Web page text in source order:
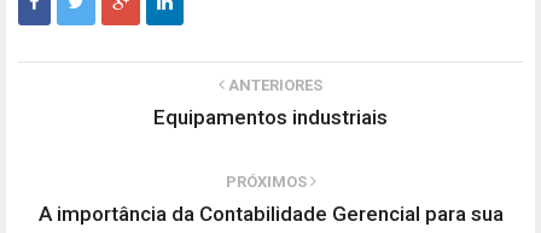
ANTERIORES
Equipamentos industriais
PRÓXIMOS
A importância da Contabilidade Gerencial para sua